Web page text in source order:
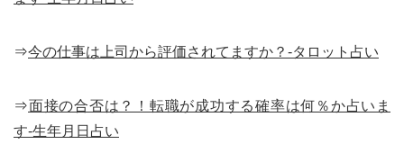
⇒今の仕事は上司から評価されてますか？-タロット占い
⇒面接の合否は？！転職が成功する確率は何％か占いま
す-生年月日占い